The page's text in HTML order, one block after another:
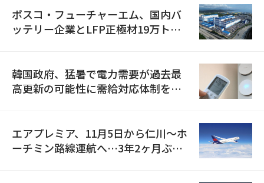
ポスコ・フューチャーエム、国内バ
ッテリー企業とLFP正極材19万トン
韓国政府、猛暑で電力需要が過去最
高更新の可能性に需給対応体制を点
エアプレミア、11月5日から仁川〜ホ
ーチミン路線運航へ…3年2ヶ月ぶり